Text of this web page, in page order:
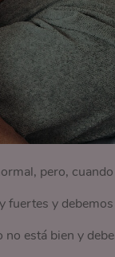
pero,
fuertes y
está bien y